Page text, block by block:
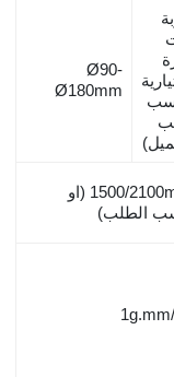
Ø90-
Ø180mm
1500/ (او
الطلب)